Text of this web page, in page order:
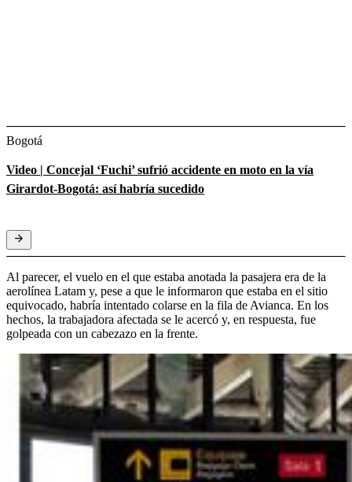
Bogotá
Video | Concejal ‘Fuchi’ sufrió accidente en moto en la vía
Girardot-Bogotá: así habría sucedido
Al parecer, el vuelo en el que estaba anotada la pasajera era de la
aerolínea Latam y, pese a que le informaron que estaba en el sitio
equivocado, habría intentado colarse en la fila de Avianca. En los
hechos, la trabajadora afectada se le acercó y, en respuesta, fue
golpeada con un cabezazo en la frente.